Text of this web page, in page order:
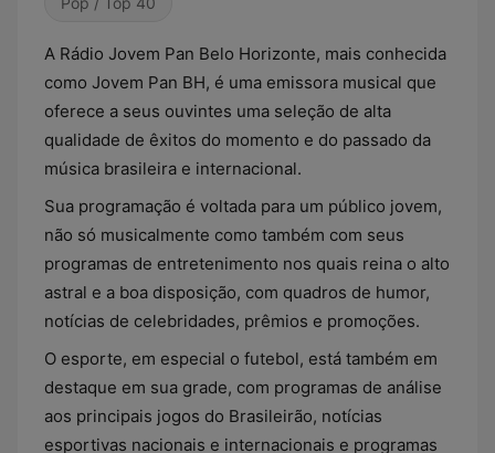
A Rádio Jovem Pan Belo Horizonte, mais conhecida
como Jovem Pan BH, é uma emissora musical que
oferece a seus ouvintes uma seleção de alta
qualidade de êxitos do momento e do passado da
música brasileira e internacional.
Sua programação é voltada para um público jovem,
não só musicalmente como também com seus
programas de entretenimento nos quais reina o alto
astral e a boa disposição, com quadros de humor,
notícias de celebridades, prêmios e promoções.
O esporte, em especial o futebol, está também em
destaque em sua grade, com programas de análise
aos principais jogos do Brasileirão, notícias
esportivas nacionais e internacionais e programas